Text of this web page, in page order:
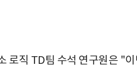
로직 TD팀 수석 연구원은 "